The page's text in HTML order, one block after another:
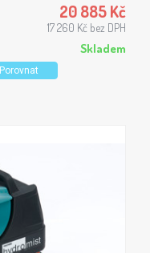
20 885 Kč
17 260 Kč bez DPH
Skladem
Porovnat